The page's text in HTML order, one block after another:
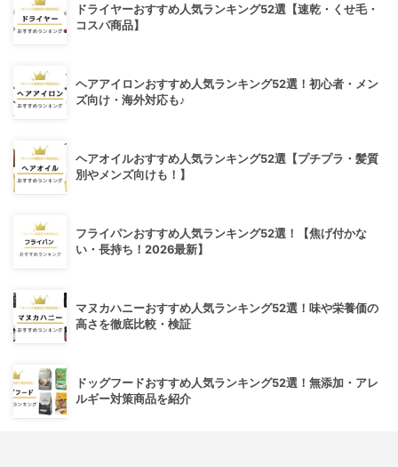
ドライヤーおすすめ人気ランキング52選【速乾・くせ毛・
コスパ商品】
ヘアアイロンおすすめ人気ランキング52選！初心者・メン
ズ向け・海外対応も♪
ヘアオイルおすすめ人気ランキング52選【プチプラ・髪質
別やメンズ向けも！】
フライパンおすすめ人気ランキング52選！【焦げ付かな
い・長持ち！2026最新】
マヌカハニーおすすめ人気ランキング52選！味や栄養価の
高さを徹底比較・検証
ドッグフードおすすめ人気ランキング52選！無添加・アレ
ルギー対策商品を紹介